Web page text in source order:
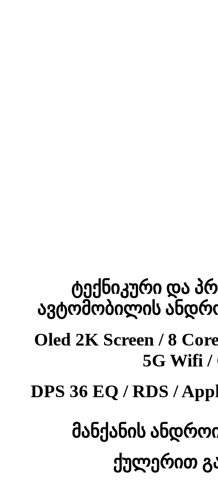
ტექნიკური და
ავტომობილის
Oled 2K Screen / 8
5G Wifi /
DPS 36 EQ / RDS /
მანქანის
ქულერით